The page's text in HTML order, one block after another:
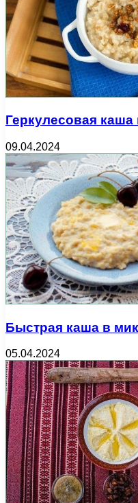
Геркулесовая каша
09.04.2024
Быстрая каша в
05.04.2024